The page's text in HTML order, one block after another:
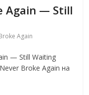
Again — Still
Again
— Still Waiting
Broke Again на